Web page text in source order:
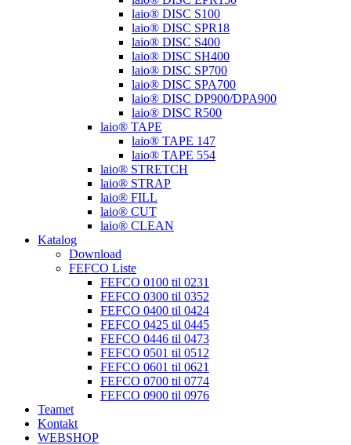
laio® DISC S100
laio® DISC SPR18
laio® DISC S400
laio® DISC SH400
laio® DISC SP700
laio® DISC SPA700
laio® DISC DP900/DPA900
laio® DISC R500
laio® TAPE
laio® TAPE 147
laio® TAPE 554
laio® STRETCH
laio® STRAP
laio® FILL
laio® CUT
laio® CLEAN
Katalog
Download
FEFCO Liste
FEFCO 0100 til 0231
FEFCO 0300 til 0352
FEFCO 0400 til 0424
FEFCO 0425 til 0445
FEFCO 0446 til 0473
FEFCO 0501 til 0512
FEFCO 0601 til 0621
FEFCO 0700 til 0774
FEFCO 0900 til 0976
Teamet
Kontakt
WEBSHOP